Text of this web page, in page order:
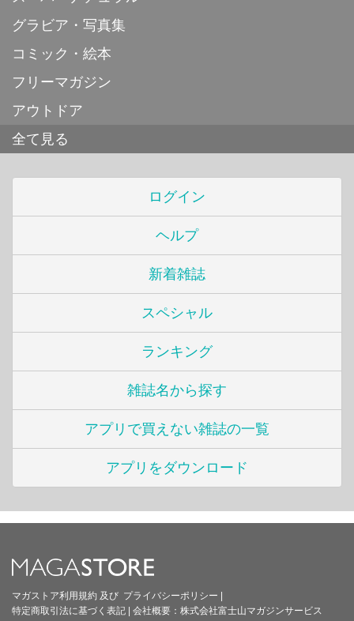
グラビア・写真集
コミック・絵本
フリーマガジン
アウトドア
全て見る
ログイン
ヘルプ
新着雑誌
スペシャル
ランキング
雑誌名から探す
アプリで買えない雑誌の一覧
アプリをダウンロード
マガストア利用規約 及び プライバシーポリシー
特定商取引法に基づく表記
会社概要： 株式会社富士山マガジンサービス